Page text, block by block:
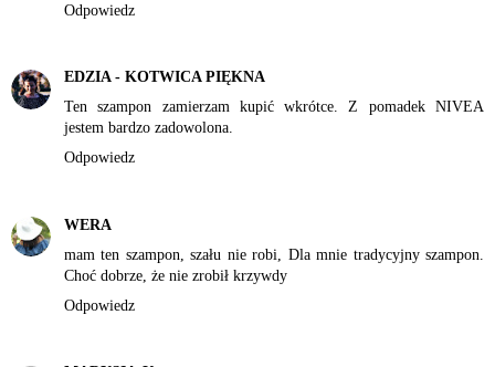
Odpowiedz
EDZIA - KOTWICA PIĘKNA
Ten szampon zamierzam kupić wkrótce. Z pomadek NIVEA
jestem bardzo zadowolona.
Odpowiedz
WERA
mam ten szampon, szału nie robi, Dla mnie tradycyjny szampon.
Choć dobrze, że nie zrobił krzywdy
Odpowiedz